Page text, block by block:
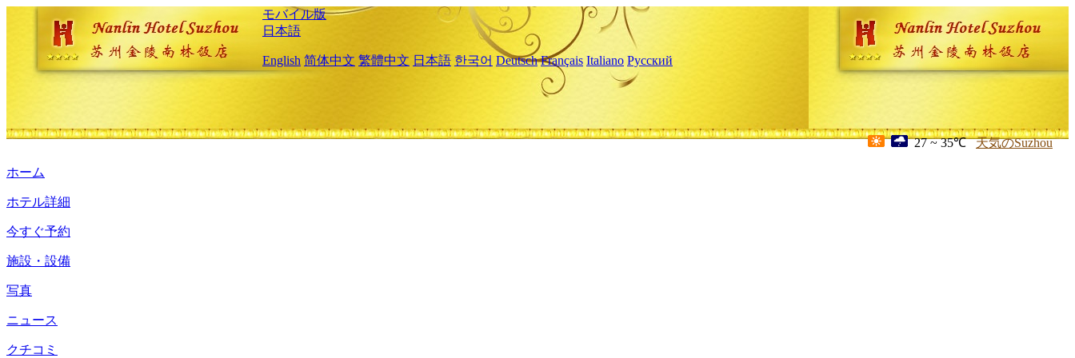
モバイル版
日本語
English 简体中文 繁體中文 日本語 한국어 Deutsch Français Italiano Русский
27 ~ 35℃ 天気のSuzhou
ホーム
ホテル詳細
今すぐ予約
施設・設備
写真
ニュース
クチコミ